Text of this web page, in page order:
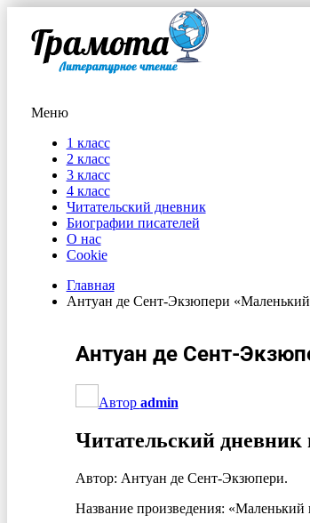
Меню
1 класс
2 класс
3 класс
4 класс
Читательский дневник
Биографии писателей
О нас
Cookie
Главная
Антуан де Сент-Экзюпери
Антуан де Сент-
Автор admin
Читательский
Автор: Антуан де Сент-Экзюпери.
Название произведения: «Маленький